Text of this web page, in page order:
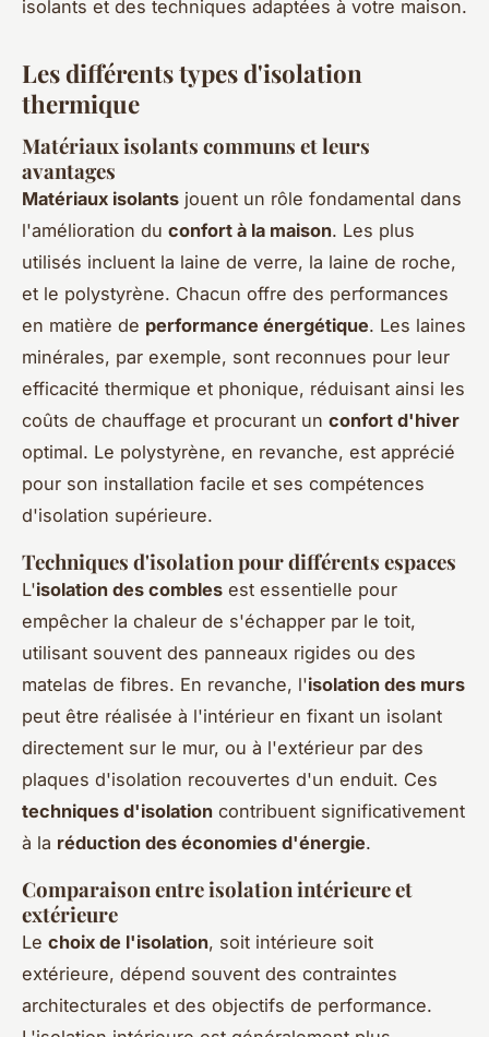
isolants et des techniques adaptées à votre maison.
Les différents types d'isolation
thermique
Matériaux isolants communs et leurs
avantages
Matériaux isolants jouent un rôle fondamental dans
l'amélioration du confort à la maison. Les plus
utilisés incluent la laine de verre, la laine de roche,
et le polystyrène. Chacun offre des performances
en matière de performance énergétique. Les laines
minérales, par exemple, sont reconnues pour leur
efficacité thermique et phonique, réduisant ainsi les
coûts de chauffage et procurant un confort d'hiver
optimal. Le polystyrène, en revanche, est apprécié
pour son installation facile et ses compétences
d'isolation supérieure.
Techniques d'isolation pour différents espaces
L'isolation des combles est essentielle pour
empêcher la chaleur de s'échapper par le toit,
utilisant souvent des panneaux rigides ou des
matelas de fibres. En revanche, l'isolation des murs
peut être réalisée à l'intérieur en fixant un isolant
directement sur le mur, ou à l'extérieur par des
plaques d'isolation recouvertes d'un enduit. Ces
techniques d'isolation contribuent significativement
à la réduction des économies d'énergie.
Comparaison entre isolation intérieure et
extérieure
Le choix de l'isolation, soit intérieure soit
extérieure, dépend souvent des contraintes
architecturales et des objectifs de performance.